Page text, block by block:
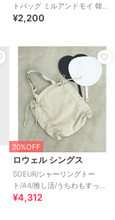
トバッグ ミルアンドモイ 韓国
推し活
¥2,200
20%OFF
ロウェル シングス
SOEUR/シャーリングトー
ト/A4/推し活/うちわもすっぽ
り
¥4,312